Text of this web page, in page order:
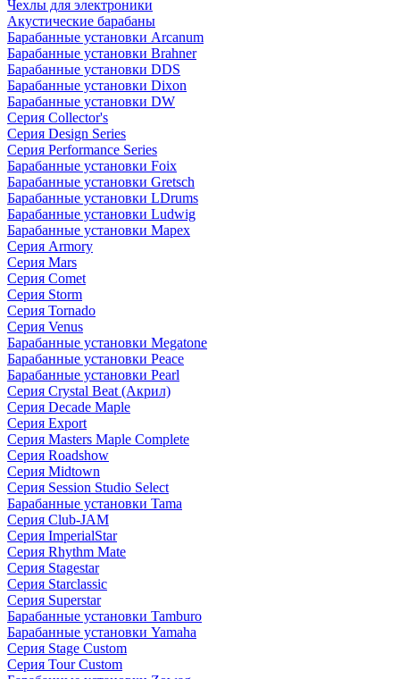
Чехлы для электроники
Акустические барабаны
Барабанные установки Arcanum
Барабанные установки Brahner
Барабанные установки DDS
Барабанные установки Dixon
Барабанные установки DW
Серия Collector's
Серия Design Series
Серия Performance Series
Барабанные установки Foix
Барабанные установки Gretsch
Барабанные установки LDrums
Барабанные установки Ludwig
Барабанные установки Mapex
Серия Armory
Серия Mars
Серия Comet
Серия Storm
Серия Tornado
Серия Venus
Барабанные установки Megatone
Барабанные установки Peace
Барабанные установки Pearl
Серия Crystal Beat (Акрил)
Серия Decade Maple
Серия Export
Серия Masters Maple Complete
Серия Roadshow
Серия Midtown
Серия Session Studio Select
Барабанные установки Tama
Серия Club-JAM
Серия ImperialStar
Серия Rhythm Mate
Серия Stagestar
Серия Starclassic
Серия Superstar
Барабанные установки Tamburo
Барабанные установки Yamaha
Серия Stage Custom
Серия Tour Custom